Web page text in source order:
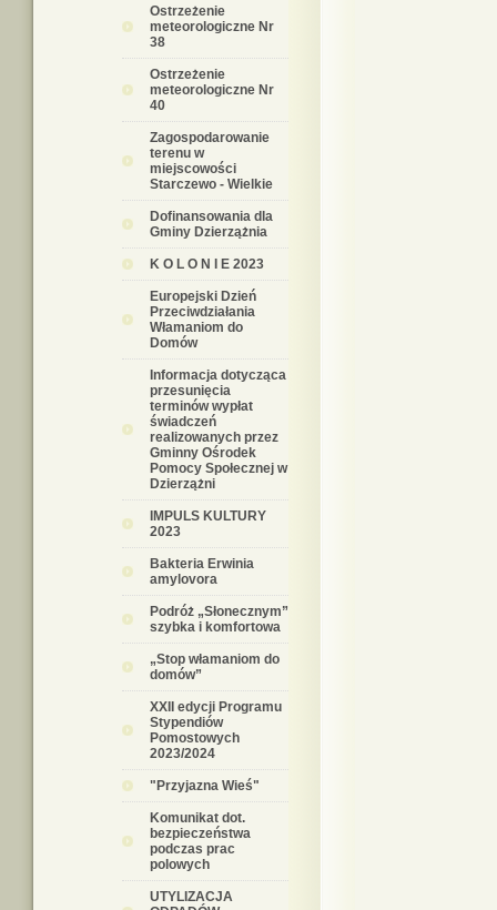
Ostrzeżenie
meteorologiczne Nr
38
Ostrzeżenie
meteorologiczne Nr
40
Zagospodarowanie
terenu w
miejscowości
Starczewo - Wielkie
Dofinansowania dla
Gminy Dzierzążnia
K O L O N I E 2023
Europejski Dzień
Przeciwdziałania
Włamaniom do
Domów
Informacja dotycząca
przesunięcia
terminów wypłat
świadczeń
realizowanych przez
Gminny Ośrodek
Pomocy Społecznej w
Dzierzążni
IMPULS KULTURY
2023
Bakteria Erwinia
amylovora
Podróż „Słonecznym”
szybka i komfortowa
„Stop włamaniom do
domów”
XXII edycji Programu
Stypendiów
Pomostowych
2023/2024
"Przyjazna Wieś"
Komunikat dot.
bezpieczeństwa
podczas prac
polowych
UTYLIZACJA